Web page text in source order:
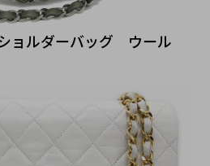
ョルダーバッグ ウール